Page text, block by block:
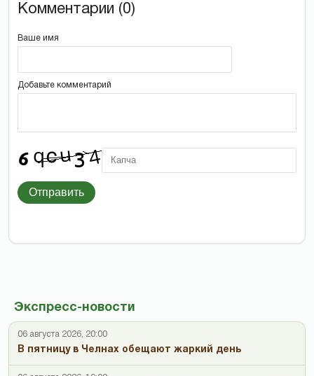
Экспресс-новости
06 августа 2026, 20:00
В пятницу в Челнах обещают жаркий день
Комментарии (0)
Ваше имя
Добавьте комментарий
Отправить